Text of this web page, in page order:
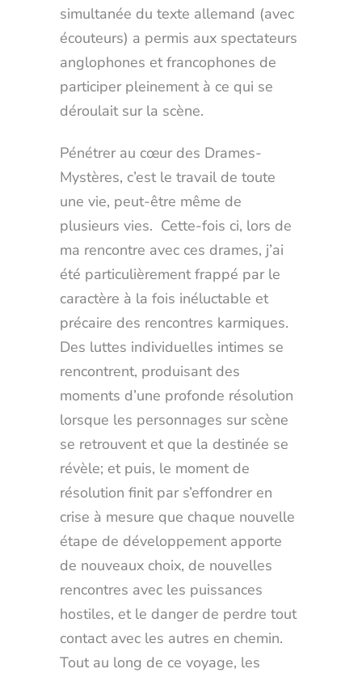
simultanée du texte allemand (avec
écouteurs) a permis aux spectateurs
anglophones et francophones de
participer pleinement à ce qui se
déroulait sur la scène.
Pénétrer au cœur des Drames-
Mystères, c’est le travail de toute
une vie, peut-être même de
plusieurs vies. Cette-fois ci, lors de
ma rencontre avec ces drames, j’ai
été particulièrement frappé par le
caractère à la fois inéluctable et
précaire des rencontres karmiques.
Des luttes individuelles intimes se
rencontrent, produisant des
moments d’une profonde résolution
lorsque les personnages sur scène
se retrouvent et que la destinée se
révèle; et puis, le moment de
résolution finit par s’effondrer en
crise à mesure que chaque nouvelle
étape de développement apporte
de nouveaux choix, de nouvelles
rencontres avec les puissances
hostiles, et le danger de perdre tout
contact avec les autres en chemin.
Tout au long de ce voyage, les